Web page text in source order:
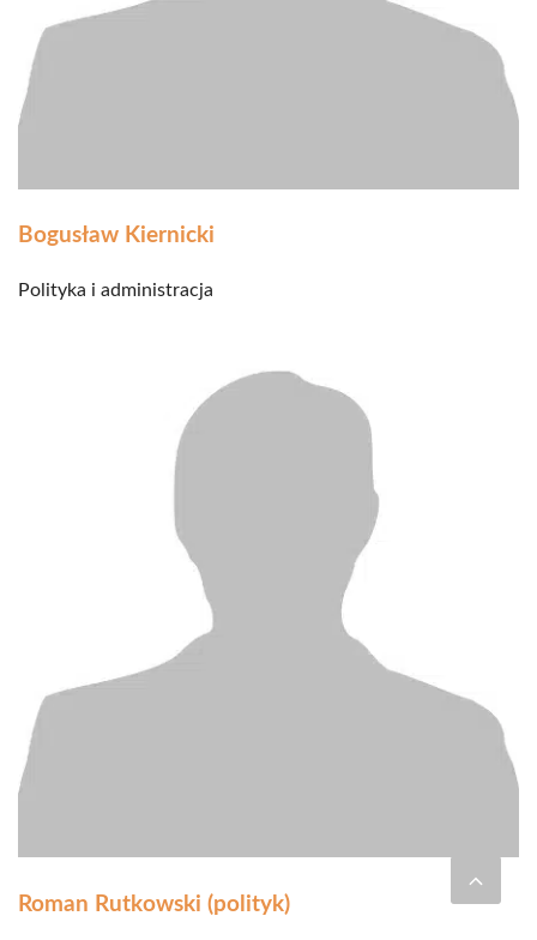
Bogusław Kiernicki
Polityka i administracja
Roman Rutkowski (polityk)